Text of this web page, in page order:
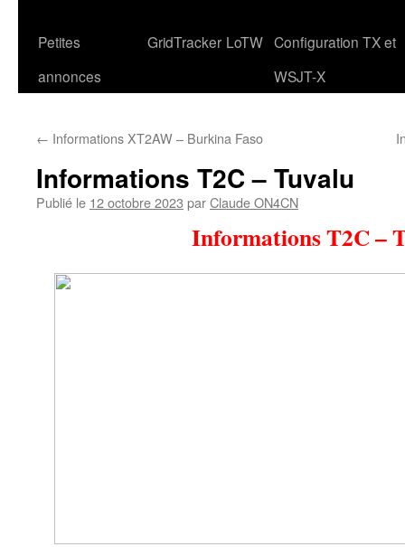
Petites
annonces
GridTracker LoTW Configuration TX et
WSJT-X
← Informations XT2AW – Burkina Faso
Informations T2C – Tuvalu
Publié le 12 octobre 2023 parClaude ON4CN
Informations T2C –